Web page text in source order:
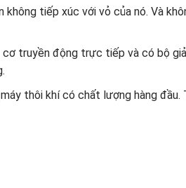
không tiếp xúc với vỏ của nó. Và
truyền động trực tiếp và có bộ
thôi khí có chất lượng hàng